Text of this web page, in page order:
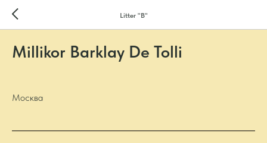
Litter "B"
Millikor Barklay De Tolli
Москва